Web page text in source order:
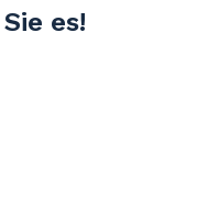
es!